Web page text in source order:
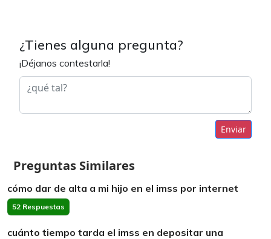
¿Tienes alguna pregunta?
¡Déjanos contestarla!
Enviar
Preguntas Similares
cómo dar de alta a mi hijo en el imss por internet
52 Respuestas
cuánto tiempo tarda el imss en depositar una